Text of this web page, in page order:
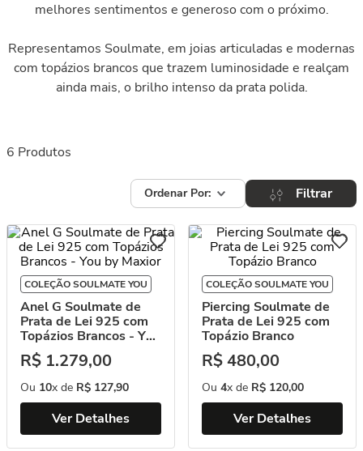
melhores sentimentos e generoso com o próximo.
Representamos Soulmate, em joias articuladas e modernas
com topázios brancos que trazem luminosidade e realçam
ainda mais, o brilho intenso da prata polida.
6 Produtos
Filtrar
COLEÇÃO SOULMATE YOU
Anel G Soulmate de
Prata de Lei 925 com
Topázios Brancos - You
by Maxior
R$ 1.279,00
Ou 10x de R$ 127,90
Ver Detalhes
COLEÇÃO SOULMATE YOU
Piercing Soulmate de
Prata de Lei 925 com
Topázio Branco
R$480,00
Ou 4x de R$ 120,00
Ver Detalhes